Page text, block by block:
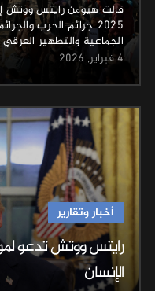
قالت هيومن رايتس ووتش
2025 جرائم الحرب
الجماعية والتطهير
4 فبراير, 2026
أخبار وتقارير
رايتس ووتش تدعو
الإنسان